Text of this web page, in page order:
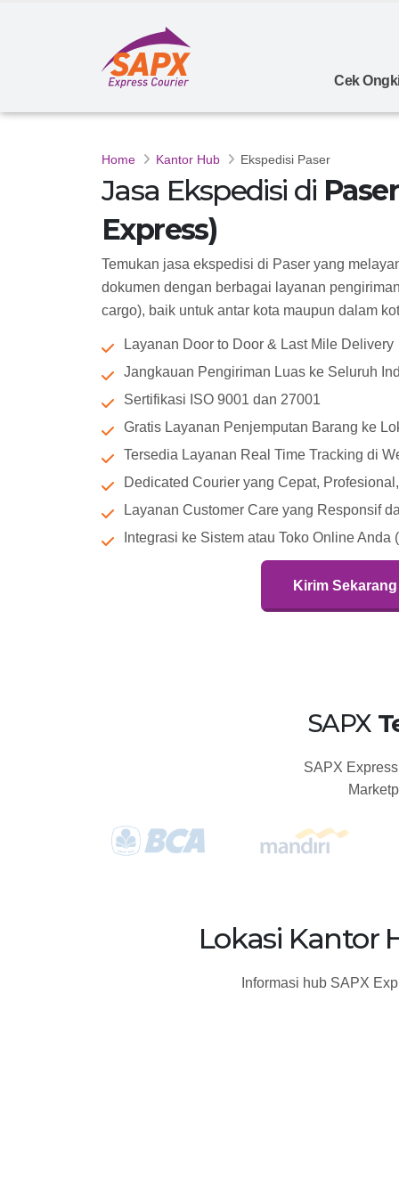
Cek
Home Kantor Hub Ekspedisi Paser
Jasa Ekspedisi di
Express)
Temukan jasa ekspedisi di Paser yang
dokumen dengan berbagai layanan
cargo), baik untuk antar kota maupun dalam
Layanan Door to Door & Last Mile Delivery
Jangkauan Pengiriman Luas ke Seluruh
Sertifikasi ISO 9001 dan 27001
Gratis Layanan Penjemputan Barang ke
Tersedia Layanan Real Time Tracking di
Dedicated Courier yang Cepat,
Layanan Customer Care yang Responsif
Integrasi ke Sistem atau Toko Online Anda
Kirim Sekarang
SAPX
SAPX
Lokasi Kantor
Informasi hub SAPX